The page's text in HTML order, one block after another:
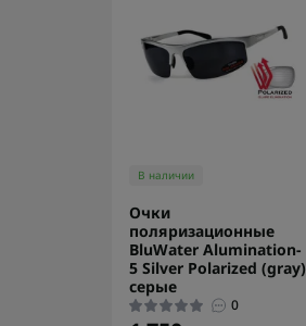
В наличии
Очки
поляризационные
BluWater Alumination-
5 Silver Polarized (gray)
серые
0